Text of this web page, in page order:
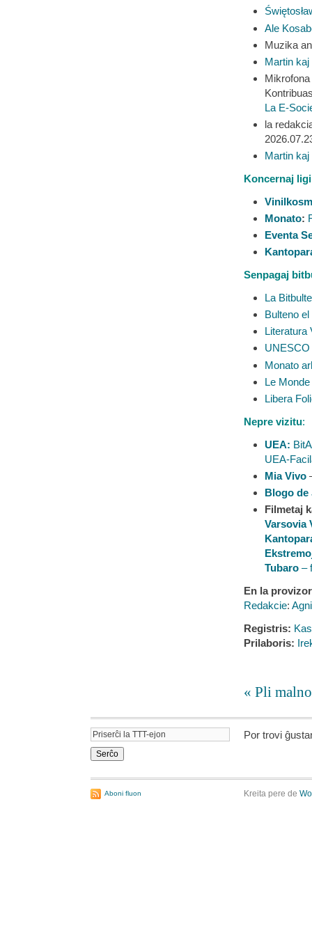
Ale
Muzika
Martin kaj
La E-
la
Martin kaj
Koncernaj
Monato:
Eventa
Senpagaj
La
Bulteno
Literatura
Monato
Le
Libera
Nepre vizitu:
UEA:
UEA-
Mia Vivo
Blogo de
Filmetaj
Varsovia
Tubaro –
En la
Redakcie:
Registris:
Prilaboris:
« Pli
Por trovi
Aboni fluon Kreita pere de